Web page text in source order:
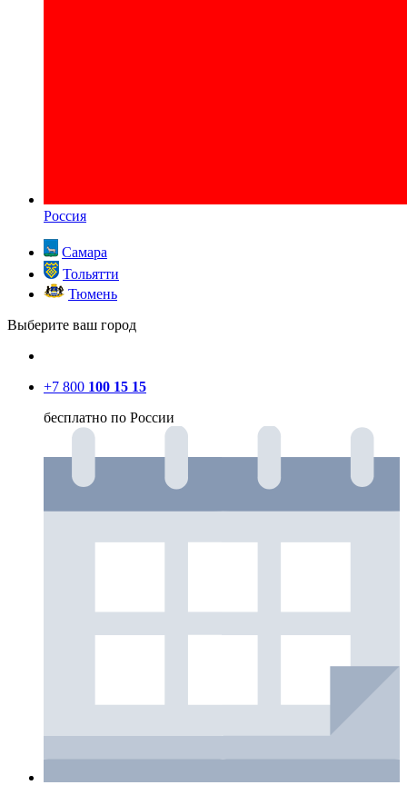
Россия
Самара
Тольятти
Тюмень
Выберите ваш город
+7 800 100 15 15
бесплатно по России